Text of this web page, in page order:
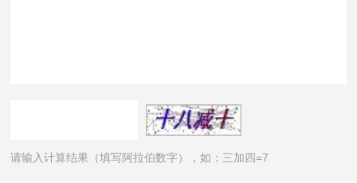
请输入计算结果（填写阿拉伯数字），如：三加四=7